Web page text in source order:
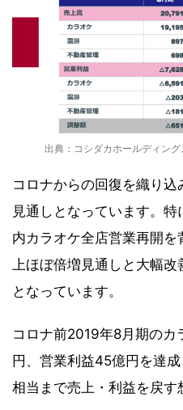
出典：コシダカホールディン
コロナからの回復を織り
見通しとなっています。
内カラオケ全店営業再開
上ほぼ倍増見通しと大幅
となっています。
コロナ前2019年8月期の
円、営業利益45億円を達
相当まで売上・利益を戻す